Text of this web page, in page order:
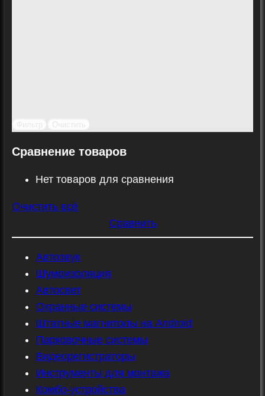
Сравнение товаров
Нет товаров для сравнения
Очистить всё
Сравнить
Автозвук
Шумоизоляция
Автосвет
Охранные системы
Штатные магнитолы на Android
Парковочные системы
Видеорегистраторы
Инструменты для монтажа
Комбо-устройства